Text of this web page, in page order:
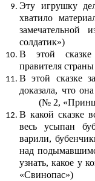
Эту игрушку
хватило
солдатик»)
В этой сказке
правителя
В этой сказке
доказала, что
(№ 2,
В какой сказке
весь усыпан
варили,
над
узнать, какое у
«Свинопас»)